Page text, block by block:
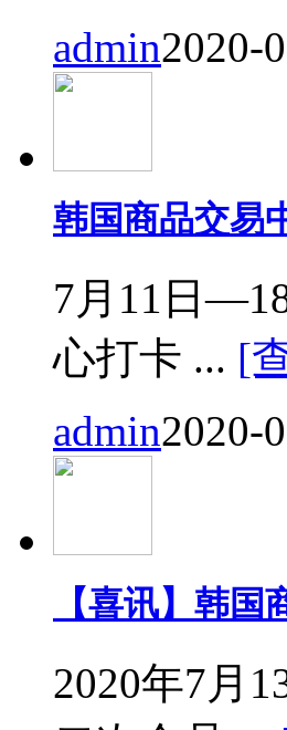
admin2020-
韩国商品交易
7月11日
心打卡 ... [
admin2020-
【喜讯】韩
2020年7月